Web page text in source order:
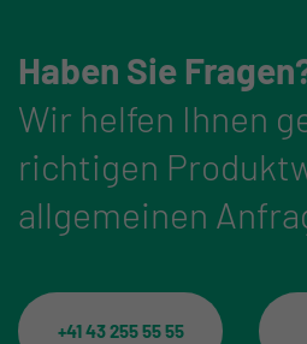
Haben Sie
Wir helfen Ihnen
richtigen
allgemeinen
+41 43 255 55 55